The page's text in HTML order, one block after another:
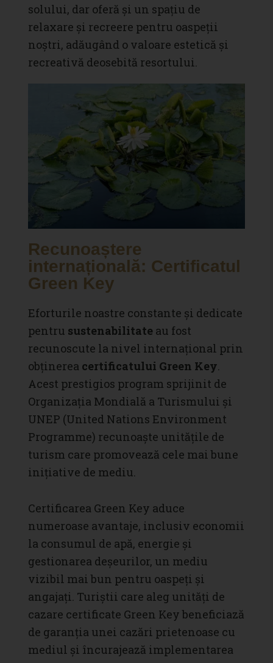
solului, dar oferă și un spațiu de
relaxare și recreere pentru oaspeții
noștri, adăugând o valoare estetică și
recreativă deosebită resortului.
Recunoaștere
internațională: Certificatul
Green Key
Eforturile noastre constante și dedicate
pentru sustenabilitate au fost
recunoscute la nivel internațional prin
obținerea certificatului Green Key
Acest prestigios program sprijinit de
Organizația Mondială a Turismului și
UNEP (United Nations Environment
Programme) recunoaște unitățile de
turism care promovează cele mai bune
inițiative de mediu.
Certificarea Green Key aduce
numeroase avantaje, inclusiv economii
la consumul de apă, energie și
gestionarea deșeurilor, un mediu
vizibil mai bun pentru oaspeți și
angajați. Turiștii care aleg unități de
cazare certificate Green Key beneficiază
de garanția unei cazări prietenoase cu
mediul și încurajează implementarea